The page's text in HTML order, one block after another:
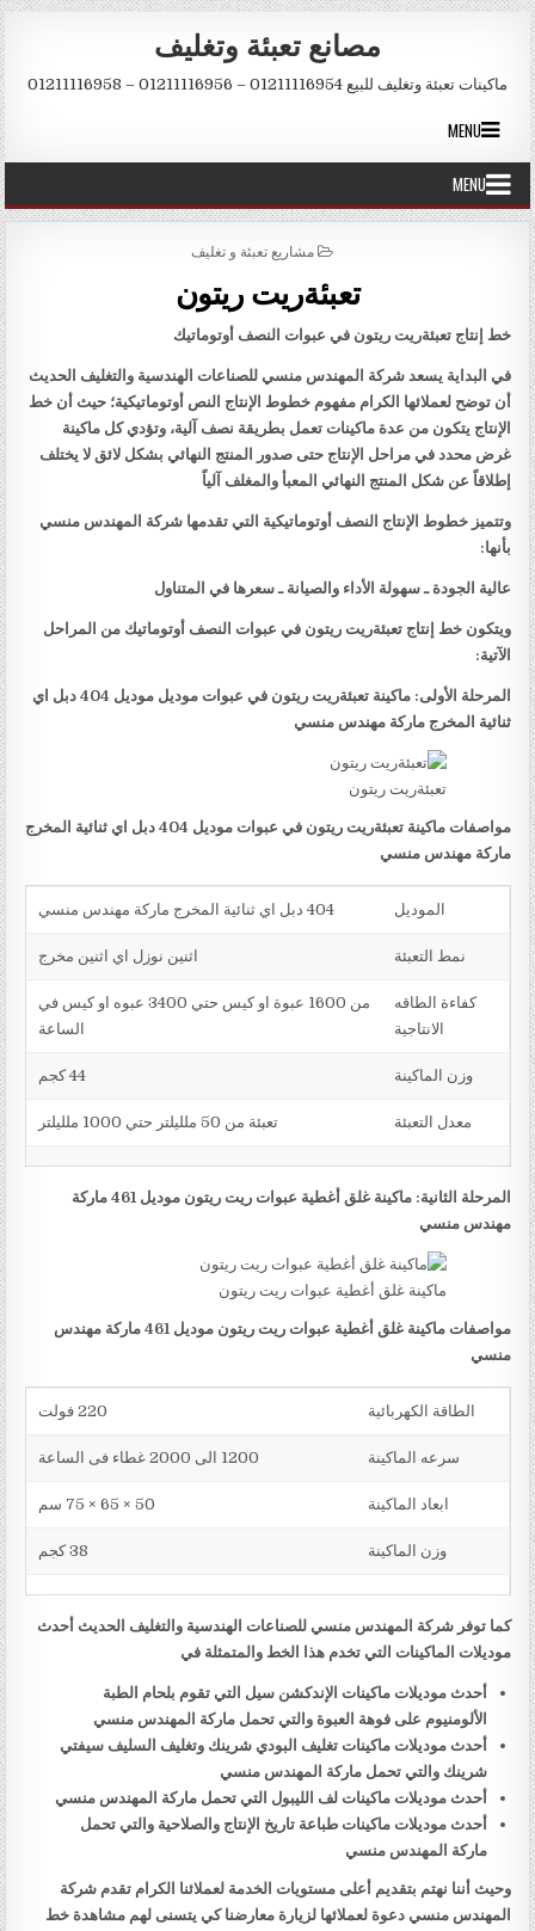
Skip to content
مصانع تعبئة وتغليف
ماكينات تعبئة وتغليف للبيع 01211116954 – 01211116956 – 01211116958
MENU
MENU
POSTED IN
مشاريع تعبئة و تغليف
تعبئةريت ريتون
خط إنتاج تعبئةريت ريتون في عبوات النصف أوتوماتيك
في البداية يسعد شركة المهندس منسي للصناعات الهندسية والتغليف الحديث
أن توضح لعملائها الكرام مفهوم خطوط الإنتاج النص أوتوماتيكية؛ حيث أن خط
الإنتاج يتكون من عدة ماكينات تعمل بطريقة نصف آلية، وتؤدي كل ماكينة
غرض محدد في مراحل الإنتاج حتى صدور المنتج النهائي بشكل لائق لا يختلف
إطلاقاً عن شكل المنتج النهائي المعبأ والمغلف آلياً
وتتميز خطوط الإنتاج النصف أوتوماتيكية التي تقدمها شركة المهندس منسي
بأنها:
عالية الجودة ـ سهولة الأداء والصيانة ـ سعرها في المتناول
ويتكون خط إنتاج تعبئةريت ريتون في عبوات النصف أوتوماتيك من المراحل
الآتية:
المرحلة الأولى: ماكينة تعبئةريت ريتون في عبوات موديل موديل 404 دبل اي
ثنائية المخرج ماركة مهندس منسي
تعبئةريت ريتون
مواصفات ماكينة تعبئةريت ريتون في عبوات موديل 404 دبل اي ثنائية المخرج
ماركة مهندس منسي
الموديل 404 دبل اي ثنائية المخرج ماركة مهندس منسي
نمط التعبئة اثنين نوزل اي اثنين مخرج
كفاءة الطاقه
الانتاجية
من 1600 عبوة او كيس حتي 3400 عبوه او كيس في
الساعة
وزن الماكينة 44 كجم
معدل التعبئة تعبئة من 50 ملليلتر حتي 1000 ملليلتر
المرحلة الثانية: ماكينة غلق أغطية عبوات ريت ريتون موديل 461 ماركة
مهندس منسي
ماكينة غلق أغطية عبوات ريت ريتون
مواصفات ماكينة غلق أغطية عبوات ريت ريتون موديل 461 ماركة مهندس
منسي
الطاقة الكهربائية 220 فولت
سرعه الماكينة 1200 الى 2000 غطاء فى الساعة
ابعاد الماكينة 50 × 65 × 75 سم
وزن الماكينة 38 كجم
كما توفر شركة المهندس منسي للصناعات الهندسية والتغليف الحديث أحدث
موديلات الماكينات التي تخدم هذا الخط والمتمثلة في
أحدث موديلات ماكينات الإندكشن سيل التي تقوم بلحام الطبة
الألومنيوم على فوهة العبوة والتي تحمل ماركة المهندس منسي
أحدث موديلات ماكينات تغليف البودي شرينك وتغليف السليف سيفتي
شرينك والتي تحمل ماركة المهندس منسي
أحدث موديلات ماكينات لف الليبول التي تحمل ماركة المهندس منسي
أحدث موديلات ماكينات طباعة تاريخ الإنتاج والصلاحية والتي تحمل
ماركة المهندس منسي
وحيث أننا نهتم بتقديم أعلى مستويات الخدمة لعملائنا الكرام تقدم شركة
المهندس منسي دعوة لعملائها لزيارة معارضنا كي يتسنى لهم مشاهدة خط